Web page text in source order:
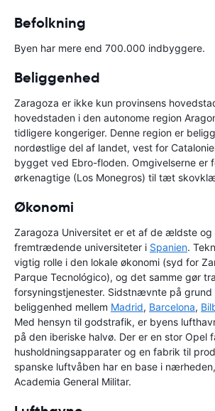
Befolkning
Byen har mere end 700.000 indbyggere.
Beliggenhed
Zaragoza er ikke kun provinsens
hovedstaden i den autonome region
tidligere kongeriger. Denne region er
nordøstlige del af landet, vest for
bygget ved Ebro-floden. Omgivelserne er
ørkenagtige (Los Monegros) til tæt
Økonomi
Zaragoza Universitet er et af de ældste og
fremtrædende universiteter i Spanien.
vigtig rolle i den lokale økonomi (syd for
Parque Tecnológico), og det samme gør
forsyningstjenester. Sidstnævnte på
beliggenhed mellem Madrid, Barcelona,
Med hensyn til godstrafik, er byens
på den iberiske halvø. Der er en stor Opel
husholdningsapparater og en fabrik til
spanske luftvåben har en base i
Academia General Militar.